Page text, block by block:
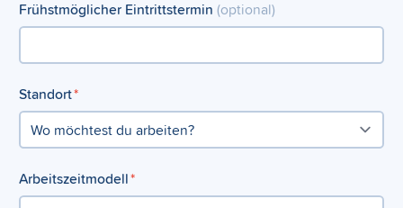
Frühstmöglicher Eintrittstermin (optional)
Standort*
Arbeitszeitmodell*